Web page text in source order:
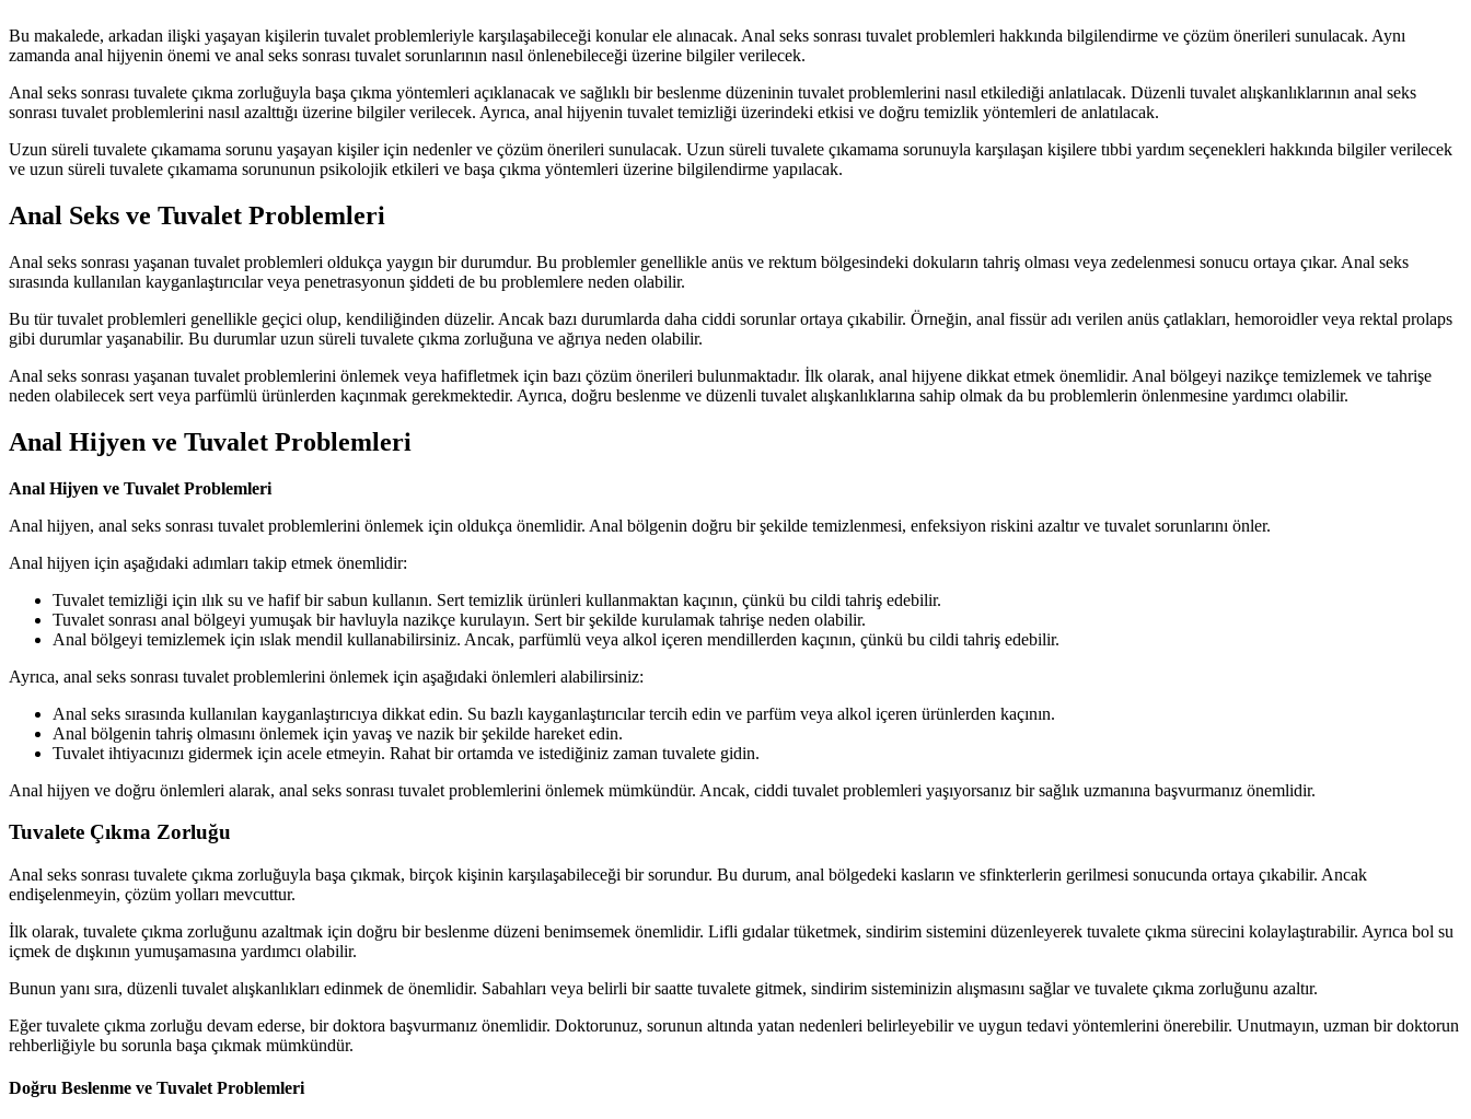
Bu makalede, arkadan ilişki yaşayan kişilerin tuvalet problemleriyle karşılaşabileceği konular ele alınacak. Anal seks sonrası tuvalet problemleri hakkında bilgilendirme ve çözüm önerileri sunulacak. Aynı
zamanda anal hijyenin önemi ve anal seks sonrası tuvalet sorunlarının nasıl önlenebileceği üzerine bilgiler verilecek.
Anal seks sonrası tuvalete çıkma zorluğuyla başa çıkma yöntemleri açıklanacak ve sağlıklı bir beslenme düzeninin tuvalet problemlerini nasıl etkilediği anlatılacak. Düzenli tuvalet alışkanlıklarının anal seks
sonrası tuvalet problemlerini nasıl azalttığı üzerine bilgiler verilecek. Ayrıca, anal hijyenin tuvalet temizliği üzerindeki etkisi ve doğru temizlik yöntemleri de anlatılacak.
Uzun süreli tuvalete çıkamama sorunu yaşayan kişiler için nedenler ve çözüm önerileri sunulacak. Uzun süreli tuvalete çıkamama sorunuyla karşılaşan kişilere tıbbi yardım seçenekleri hakkında bilgiler verilecek
ve uzun süreli tuvalete çıkamama sorununun psikolojik etkileri ve başa çıkma yöntemleri üzerine bilgilendirme yapılacak.
Anal Seks ve Tuvalet Problemleri
Anal seks sonrası yaşanan tuvalet problemleri oldukça yaygın bir durumdur. Bu problemler genellikle anüs ve rektum bölgesindeki dokuların tahriş olması veya zedelenmesi sonucu ortaya çıkar. Anal seks
sırasında kullanılan kayganlaştırıcılar veya penetrasyonun şiddeti de bu problemlere neden olabilir.
Bu tür tuvalet problemleri genellikle geçici olup, kendiliğinden düzelir. Ancak bazı durumlarda daha ciddi sorunlar ortaya çıkabilir. Örneğin, anal fissür adı verilen anüs çatlakları, hemoroidler veya rektal prolaps
gibi durumlar yaşanabilir. Bu durumlar uzun süreli tuvalete çıkma zorluğuna ve ağrıya neden olabilir.
Anal seks sonrası yaşanan tuvalet problemlerini önlemek veya hafifletmek için bazı çözüm önerileri bulunmaktadır. İlk olarak, anal hijyene dikkat etmek önemlidir. Anal bölgeyi nazikçe temizlemek ve tahrişe
neden olabilecek sert veya parfümlü ürünlerden kaçınmak gerekmektedir. Ayrıca, doğru beslenme ve düzenli tuvalet alışkanlıklarına sahip olmak da bu problemlerin önlenmesine yardımcı olabilir.
Anal Hijyen ve Tuvalet Problemleri
Anal Hijyen ve Tuvalet Problemleri
Anal hijyen, anal seks sonrası tuvalet problemlerini önlemek için oldukça önemlidir. Anal bölgenin doğru bir şekilde temizlenmesi, enfeksiyon riskini azaltır ve tuvalet sorunlarını önler.
Anal hijyen için aşağıdaki adımları takip etmek önemlidir:
Tuvalet temizliği için ılık su ve hafif bir sabun kullanın. Sert temizlik ürünleri kullanmaktan kaçının, çünkü bu cildi tahriş edebilir.
Tuvalet sonrası anal bölgeyi yumuşak bir havluyla nazikçe kurulayın. Sert bir şekilde kurulamak tahrişe neden olabilir.
Anal bölgeyi temizlemek için ıslak mendil kullanabilirsiniz. Ancak, parfümlü veya alkol içeren mendillerden kaçının, çünkü bu cildi tahriş edebilir.
Ayrıca, anal seks sonrası tuvalet problemlerini önlemek için aşağıdaki önlemleri alabilirsiniz:
Anal seks sırasında kullanılan kayganlaştırıcıya dikkat edin. Su bazlı kayganlaştırıcılar tercih edin ve parfüm veya alkol içeren ürünlerden kaçının.
Anal bölgenin tahriş olmasını önlemek için yavaş ve nazik bir şekilde hareket edin.
Tuvalet ihtiyacınızı gidermek için acele etmeyin. Rahat bir ortamda ve istediğiniz zaman tuvalete gidin.
Anal hijyen ve doğru önlemleri alarak, anal seks sonrası tuvalet problemlerini önlemek mümkündür. Ancak, ciddi tuvalet problemleri yaşıyorsanız bir sağlık uzmanına başvurmanız önemlidir.
Tuvalete Çıkma Zorluğu
Anal seks sonrası tuvalete çıkma zorluğuyla başa çıkmak, birçok kişinin karşılaşabileceği bir sorundur. Bu durum, anal bölgedeki kasların ve sfinkterlerin gerilmesi sonucunda ortaya çıkabilir. Ancak
endişelenmeyin, çözüm yolları mevcuttur.
İlk olarak, tuvalete çıkma zorluğunu azaltmak için doğru bir beslenme düzeni benimsemek önemlidir. Lifli gıdalar tüketmek, sindirim sistemini düzenleyerek tuvalete çıkma sürecini kolaylaştırabilir. Ayrıca bol su
içmek de dışkının yumuşamasına yardımcı olabilir.
Bunun yanı sıra, düzenli tuvalet alışkanlıkları edinmek de önemlidir. Sabahları veya belirli bir saatte tuvalete gitmek, sindirim sisteminizin alışmasını sağlar ve tuvalete çıkma zorluğunu azaltır.
Eğer tuvalete çıkma zorluğu devam ederse, bir doktora başvurmanız önemlidir. Doktorunuz, sorunun altında yatan nedenleri belirleyebilir ve uygun tedavi yöntemlerini önerebilir. Unutmayın, uzman bir doktorun
rehberliğiyle bu sorunla başa çıkmak mümkündür.
Doğru Beslenme ve Tuvalet Problemleri